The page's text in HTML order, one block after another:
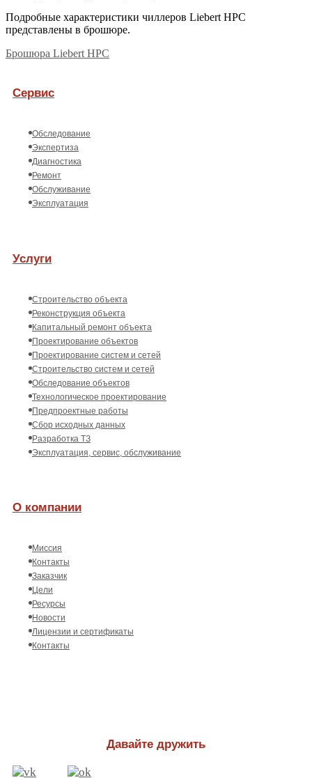
Подробные характеристики чиллеров Liebert HPC
представлены в брошюре.
Брошюра Liebert HPC
Сервис
Обследование
Экспертиза
Диагностика
Ремонт
Обслуживание
Эксплуатация
Услуги
Строительство объекта
Реконструкция объекта
Капитальный ремонт объекта
Проектирование объектов
Проектирование систем и сетей
Строительство систем и сетей
Обследование объектов
Технологическое проектирование
Предпроектные работы
Сбор исходных данных
Разработка ТЗ
Эксплуатация, сервис, обслуживание
О компании
Миссия
Контакты
Заказчик
Цели
Ресурсы
Новости
Лицензии и сертификаты
Контакты
Давайте дружить